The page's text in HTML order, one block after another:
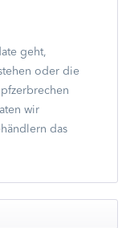
geht,
oder die
wir
das